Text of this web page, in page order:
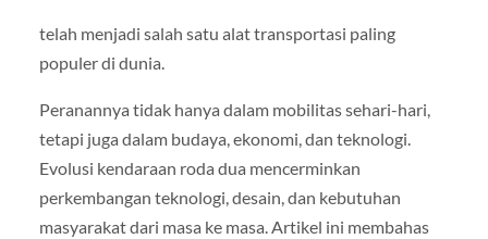
telah menjadi salah satu alat transportasi paling
populer di dunia.
Peranannya tidak hanya dalam mobilitas sehari-hari,
tetapi juga dalam budaya, ekonomi, dan teknologi.
Evolusi kendaraan roda dua mencerminkan
perkembangan teknologi, desain, dan kebutuhan
masyarakat dari masa ke masa. Artikel ini membahas